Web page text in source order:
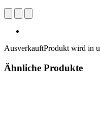
AusverkauftProdukt wird in
Ähnliche Produkte